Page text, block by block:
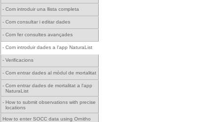
- Com introduir una llista completa
- Com consultar i editar dades
- Com fer consultes avançades
- Com introduir dades a l'app NaturaList
- Verificacions
- Com entrar dades al mòdul de mortalitat
- Com entrar dades de mortalitat a l'app
NaturaList
- How to submit observations with precise
locations
How to enter SOCC data using Ornitho